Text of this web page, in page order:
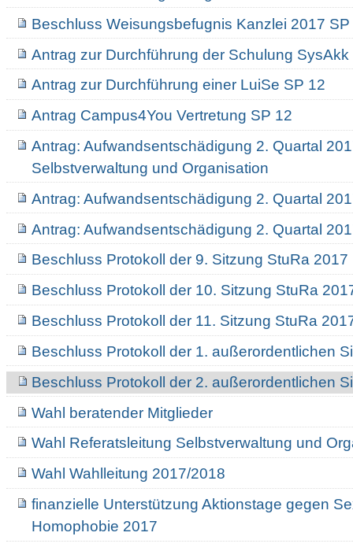
Beschluss Weisungsbefugnis Kanzlei 2017 SP
Antrag zur Durchführung der Schulung SysAkk
Antrag zur Durchführung einer LuiSe SP 12
Antrag Campus4You Vertretung SP 12
Antrag: Aufwandsentschädigung 2. Quartal
Selbstverwaltung und Organisation
Antrag: Aufwandsentschädigung 2. Quartal
Antrag: Aufwandsentschädigung 2. Quartal
Beschluss Protokoll der 9. Sitzung StuRa 2017
Beschluss Protokoll der 10. Sitzung StuRa
Beschluss Protokoll der 11. Sitzung StuRa
Beschluss Protokoll der 1. außerordentlichen
Beschluss Protokoll der 2. außerordentlichen
Wahl beratender Mitglieder
Wahl Referatsleitung Selbstverwaltung und
Wahl Wahlleitung 2017/2018
finanzielle Unterstützung Aktionstage gegen
Homophobie 2017